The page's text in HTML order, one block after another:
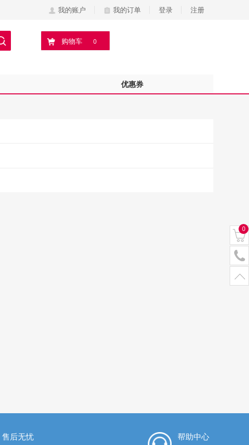
我的账户 我的订单 登录 注册
购物车 0
优惠券
售后无忧 帮助中心
0